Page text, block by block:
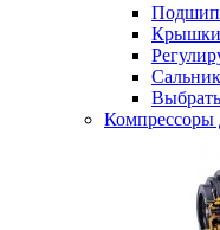
Крышки
Компрессоры